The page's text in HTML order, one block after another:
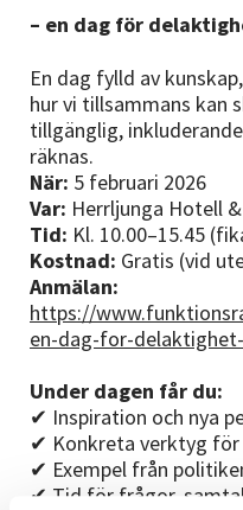
Nyheter
Avdelningar
Lyssna
– en dag för
En dag fylld av
hur vi tillsammans kan
tillgänglig,
räknas.
När: 5 februari 2026
Var: Herrljunga Hotell
Tid: Kl. 10.00–15.45
Kostnad: Gratis (vid
Anmälan:
https://
en-dag-for-
Under dagen får du:
✔ Inspiration och nya
✔ Konkreta verktyg
✔ Exempel från
✔ Tid för frågor,